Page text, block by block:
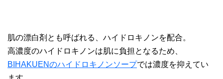
肌の漂白剤とも呼ばれる、ハイドロキノンを配合。
高濃度のハイドロキノンは肌に負担となるため、
BIHAKUENのハイドロキノンソープでは濃度を抑えてい